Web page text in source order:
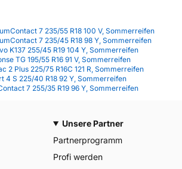
7 235/55 R18 100 V, Sommerreifen
7 235/45 R18 98 Y, Sommerreifen
K137 255/45 R19 104 Y, Sommerreifen
TG 195/55 R16 91 V, Sommerreifen
2 Plus 225/75 R16C 121 R, Sommerreifen
4 S 225/40 R18 92 Y, Sommerreifen
7 255/35 R19 96 Y, Sommerreifen
Unsere Partner
Partnerprogramm
Profi werden